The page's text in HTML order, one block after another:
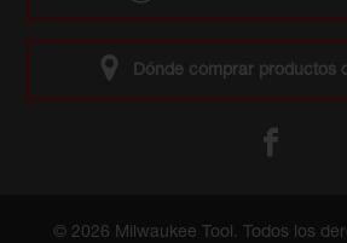
Dónde comprar productos
© 2026 Milwaukee Tool. Todos los